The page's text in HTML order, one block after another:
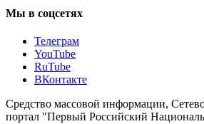
Мы в соцсетях
Телеграм
YouTube
RuTube
ВКонтакте
Средство массовой информации,
портал "Первый Российский